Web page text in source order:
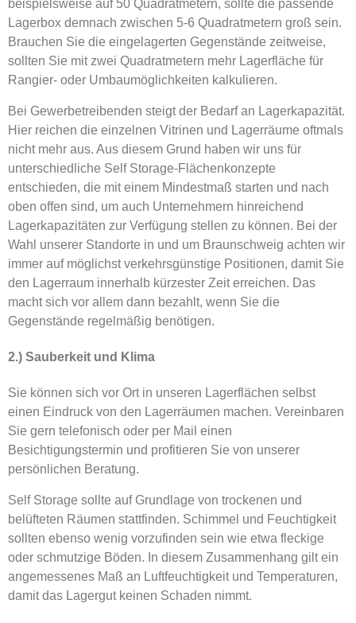
beispielsweise auf 50 Quadratmetern, sollte die passende
Lagerbox demnach zwischen 5-6 Quadratmetern groß sein.
Brauchen Sie die eingelagerten Gegenstände zeitweise,
sollten Sie mit zwei Quadratmetern mehr Lagerfläche für
Rangier- oder Umbaumöglichkeiten kalkulieren.
Bei Gewerbetreibenden steigt der Bedarf an Lagerkapazität.
Hier reichen die einzelnen Vitrinen und Lagerräume oftmals
nicht mehr aus. Aus diesem Grund haben wir uns für
unterschiedliche Self Storage-Flächenkonzepte
entschieden, die mit einem Mindestmaß starten und nach
oben offen sind, um auch Unternehmern hinreichend
Lagerkapazitäten zur Verfügung stellen zu können. Bei der
Wahl unserer Standorte in und um Braunschweig achten wir
immer auf möglichst verkehrsgünstige Positionen, damit Sie
den Lagerraum innerhalb kürzester Zeit erreichen. Das
macht sich vor allem dann bezahlt, wenn Sie die
Gegenstände regelmäßig benötigen.
2.) Sauberkeit und Klima
Sie können sich vor Ort in unseren Lagerflächen selbst
einen Eindruck von den Lagerräumen machen. Vereinbaren
Sie gern telefonisch oder per Mail einen
Besichtigungstermin und profitieren Sie von unserer
persönlichen Beratung.
Self Storage sollte auf Grundlage von trockenen und
belüfteten Räumen stattfinden. Schimmel und Feuchtigkeit
sollten ebenso wenig vorzufinden sein wie etwa fleckige
oder schmutzige Böden. In diesem Zusammenhang gilt ein
angemessenes Maß an Luftfeuchtigkeit und Temperaturen,
damit das Lagergut keinen Schaden nimmt.